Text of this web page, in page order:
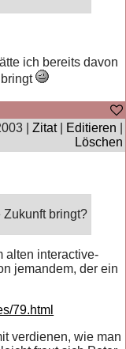
ich bereits davon
bringt
| Zitat| Editieren
Löschen
bringt?
alten interactive-
jemandem, der ein
79.html
verdienen, wie man